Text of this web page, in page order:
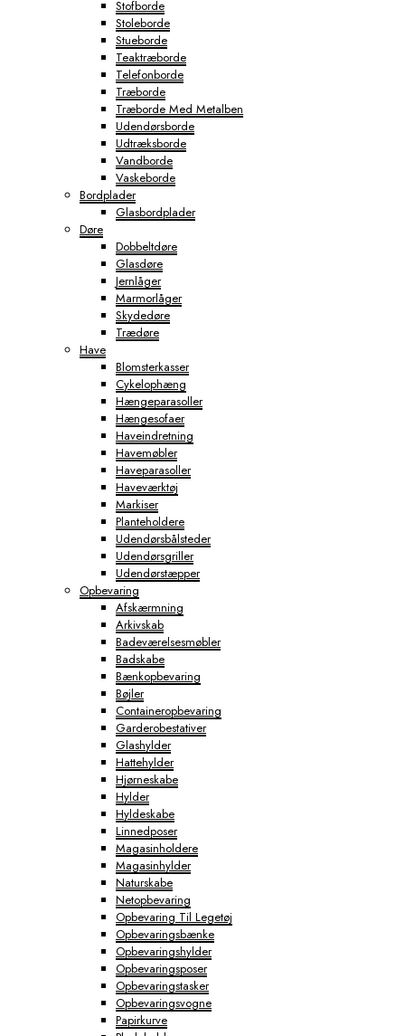
Stofborde
Stoleborde
Stueborde
Teaktræborde
Telefonborde
Træborde
Træborde Med Metalben
Udendørsborde
Udtræksborde
Vandborde
Vaskeborde
Bordplader
Glasbordplader
Døre
Dobbeltdøre
Glasdøre
Jernlåger
Marmorlåger
Skydedøre
Trædøre
Have
Blomsterkasser
Cykelophæng
Hængeparasoller
Hængesofaer
Haveindretning
Havemøbler
Haveparasoller
Haveværktøj
Markiser
Planteholdere
Udendørsbålsteder
Udendørsgriller
Udendørstæpper
Opbevaring
Afskærmning
Arkivskab
Badeværelsesmøbler
Badskabe
Bænkopbevaring
Bøjler
Containeropbevaring
Garderobestativer
Glashylder
Hattehylder
Hjørneskabe
Hylder
Hyldeskabe
Linnedposer
Magasinholdere
Magasinhylder
Naturskabe
Netopbevaring
Opbevaring Til Legetøj
Opbevaringsbænke
Opbevaringshylder
Opbevaringsposer
Opbevaringstasker
Opbevaringsvogne
Papirkurve